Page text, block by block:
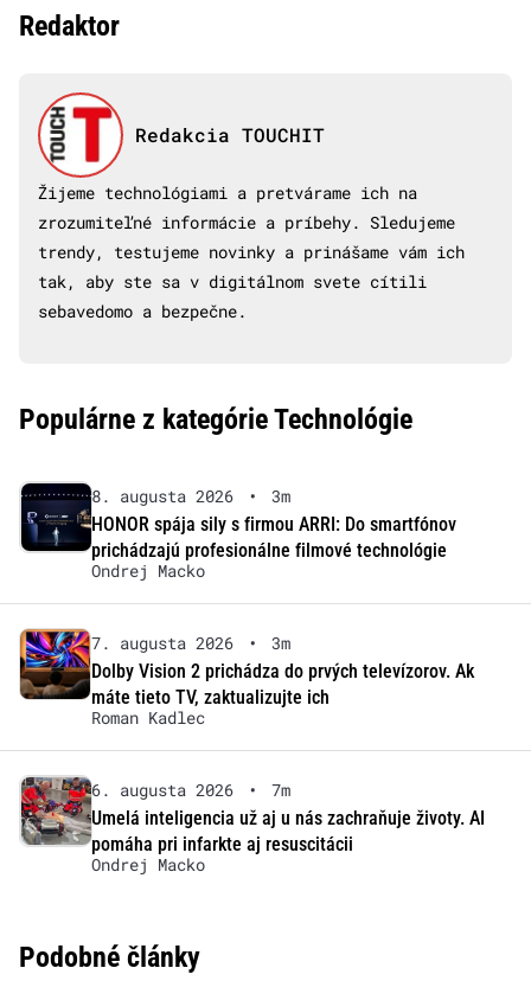
Redaktor
Redakcia TOUCHIT
Žijeme technológiami a pretvárame ich na
zrozumiteľné informácie a príbehy. Sledujeme
trendy, testujeme novinky a prinášame vám ich
tak, aby ste sa v digitálnom svete cítili
sebavedomo a bezpečne.
Populárne z kategórie Technológie
8. augusta 2026 •
3m
HONOR spája sily s firmou ARRI: Do smartfónov
prichádzajú profesionálne filmové technológie
Ondrej Macko
7. augusta 2026 •
3m
Dolby Vision 2 prichádza do prvých televízorov. Ak
máte tieto TV, zaktualizujte ich
Roman Kadlec
6. augusta 2026 •
7m
Umelá inteligencia už aj u nás zachraňuje životy. AI
pomáha pri infarkte aj resuscitácii
Ondrej Macko
Podobné články